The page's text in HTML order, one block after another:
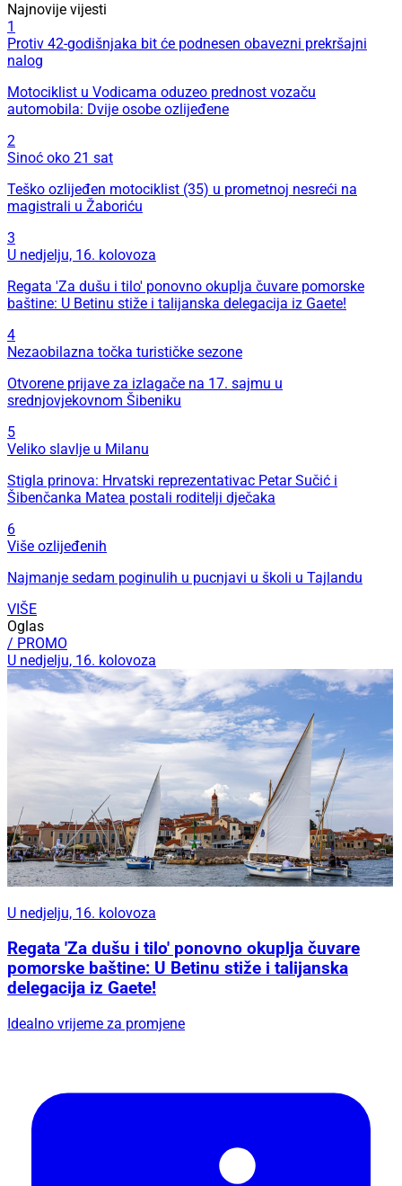
Najnovije vijesti
1
Protiv 42-godišnjaka bit će podnesen obavezni prekršajni
nalog
Motociklist u Vodicama oduzeo prednost vozaču
automobila: Dvije osobe ozlijeđene
2
Sinoć oko 21 sat
Teško ozlijeđen motociklist (35) u prometnoj nesreći na
magistrali u Žaboriću
3
U nedjelju, 16. kolovoza
Regata 'Za dušu i tilo' ponovno okuplja čuvare pomorske
baštine: U Betinu stiže i talijanska delegacija iz Gaete!
4
Nezaobilazna točka turističke sezone
Otvorene prijave za izlagače na 17. sajmu u
srednjovjekovnom Šibeniku
5
Veliko slavlje u Milanu
Stigla prinova: Hrvatski reprezentativac Petar Sučić i
Šibenčanka Matea postali roditelji dječaka
6
Više ozlijeđenih
Najmanje sedam poginulih u pucnjavi u školi u Tajlandu
VIŠE
Oglas
/ PROMO
U nedjelju, 16. kolovoza
U nedjelju, 16. kolovoza
Regata 'Za dušu i tilo' ponovno okuplja čuvare
pomorske baštine: U Betinu stiže i talijanska
delegacija iz Gaete!
Idealno vrijeme za promjene